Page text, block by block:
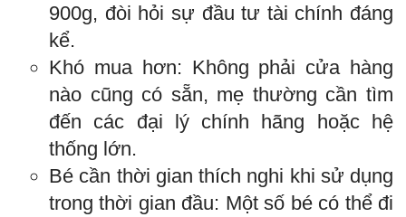
900g, đòi hỏi sự đầu tư tài chính đáng
kể.
Khó mua hơn: Không phải cửa hàng
nào cũng có sẵn, mẹ thường cần tìm
đến các đại lý chính hãng hoặc hệ
thống lớn.
Bé cần thời gian thích nghi khi sử dụng
trong thời gian đầu: Một số bé có thể đi